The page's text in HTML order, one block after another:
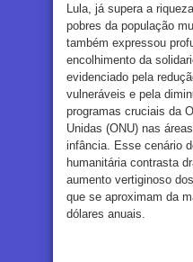
Lula, já supera a
pobres da população
também expressou
encolhimento da
evidenciado pela
vulneráveis e pela
programas cruciais da
Unidas (ONU) nas
infância. Esse cenário
humanitária contrasta
aumento vertiginoso
que se aproximam da
dólares anuais.